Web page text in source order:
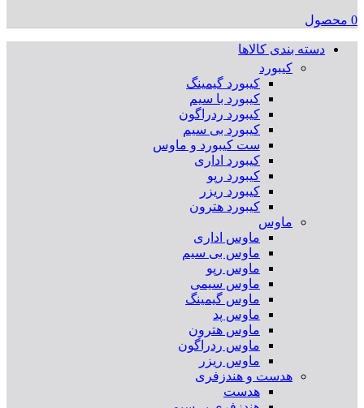
0 محصول
دسته بندی کالاها
کیبورد
کیبورد گیمینگ
کیبورد با سیم
کیبورد ردراگون
کیبورد بی سیم
ست کیبورد و ماوس
کیبورد اداری
کیبورد رپو
کیبورد ریزر
کیبورد هترون
ماوس
ماوس اداری
ماوس بی سیم
ماوس رپو
ماوس سیمی
ماوس گیمینگ
ماوس پد
ماوس هترون
ماوس ردراگون
ماوس ریزر
هدست و هندزفری
هدست